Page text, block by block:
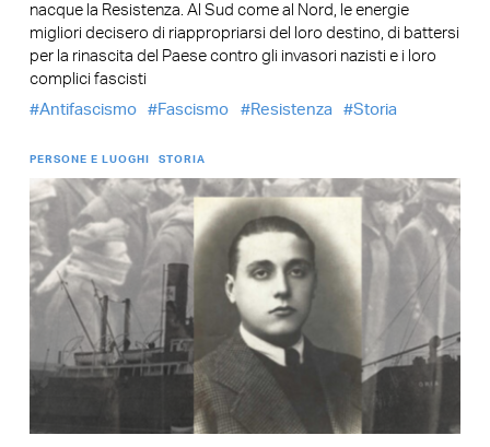
nacque la Resistenza. Al Sud come al Nord, le energie
migliori decisero di riappropriarsi del loro destino, di battersi
per la rinascita del Paese contro gli invasori nazisti e i loro
complici fascisti
Antifascismo
Fascismo Resistenza Storia
PERSONE E LUOGHI STORIA